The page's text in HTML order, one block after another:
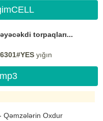
torpaqları...
yığın
Qəmzələrin Oxdur